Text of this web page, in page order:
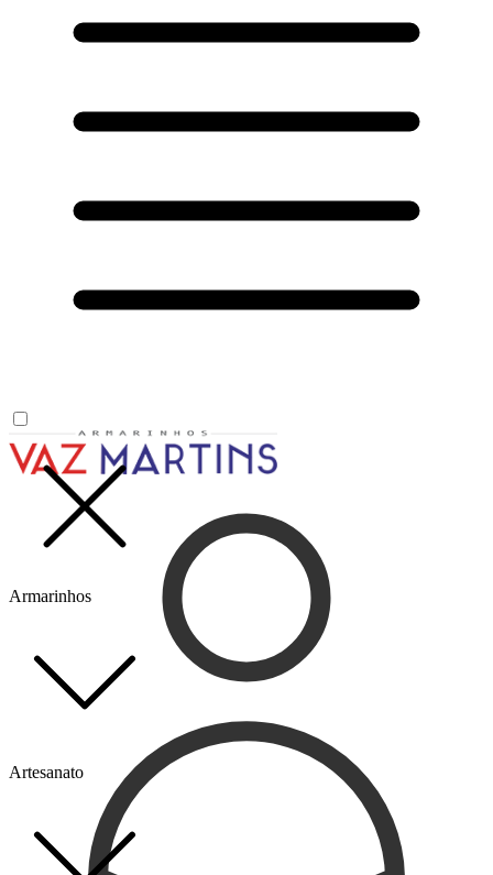
Armarinhos
Artesanato